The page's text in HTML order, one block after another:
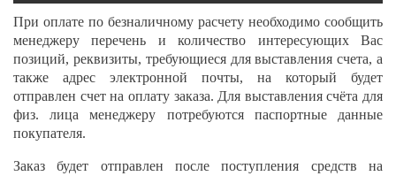
При оплате по безналичному расчету необходимо сообщить
менеджеру перечень и количество интересующих Вас
позиций, реквизиты, требующиеся для выставления счета, а
также адрес электронной почты, на который будет
отправлен счет на оплату заказа. Для выставления счёта для
физ. лица менеджеру потребуются паспортные данные
покупателя.
Заказ будет отправлен после поступления средств на